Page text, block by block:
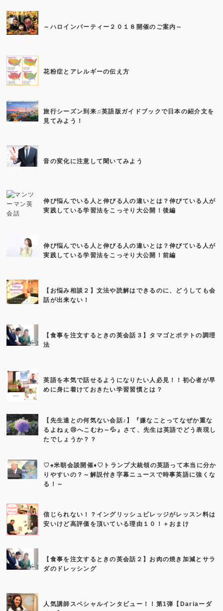
～ハロインパーティー２０１８開催のご案内～
花粉症とアレルギーの伝え方
旅行シーズン到来♫英語版ガイドブックで日本の紹介文を
見てみよう！
音の変化に注意して聞いてみよう
伸び悩んでいる人と伸びる人の違いとは？伸びている人が
実践している学習法をこっそり大公開！後編
伸び悩んでいる人と伸びる人の違いとは？伸びている人が
実践している学習法をこっそり大公開！前編
【お悩み相談２】文法や読解はできるのに、どうしても会
話が出来ない！
【食事を注文するときの英会話３】タマゴとポテトの調理
法
英語を本気で話せるようになりたい人必見！！初心者が早
めに身に着けておきたい学習習慣とは？
【先生達との何気ない会話♪】『嫌なことってなぜか重な
るよねぇ😢へこむわ～💦』さて、先生は英語でどう表現し
たでしょうか？？
♡♠米朝会談開催♦♡トランプ大統領の英語って本当に分か
りやすいの？～解説付き字幕ニュースで時事英語に強くな
る！～
信じられない！？イングリッシュビレッジがレッスン料は
安いけど高評価を頂いている理由１０！＋おまけ
【食事を注文するときの英会話２】お肉の焼き加減とサラ
ダのドレッシング
人気講師スペシャルインタビュー！！第1弾【Dariaーダ